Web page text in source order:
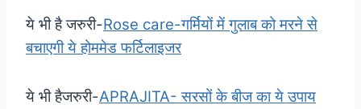
ये भी है जरुरी-Rose care-गर्मियों में गुलाब को मरने से
बचाएगी ये होममेड फर्टिलाइजर
ये भी हैजरुरी-APRAJITA- सरसों के बीज का ये उपाय